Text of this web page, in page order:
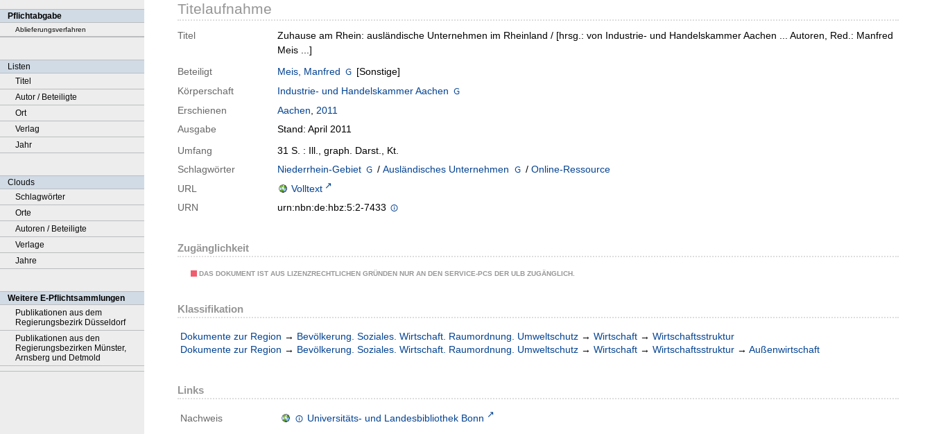
Pflichtabgabe
Ablieferungsverfahren
Listen
Titel
Autor / Beteiligte
Ort
Verlag
Jahr
Clouds
Schlagwörter
Orte
Autoren / Beteiligte
Verlage
Jahre
Weitere E-Pflichtsammlungen
Publikationen aus dem
Regierungsbezirk Düsseldorf
Publikationen aus den
Regierungsbezirken Münster,
Arnsberg und Detmold
Titelaufnahme
Titel
Zuhause am Rhein: ausländische Unternehmen im Rheinland / [hrsg.: von Industrie- und Handelskammer Aachen ... Autoren, Red.: Manfred
Meis ...]
Beteiligt
Meis, Manfred
[Sonstige]
Körperschaft
Industrie- und Handelskammer Aachen
Erschienen
Aachen, 2011
Ausgabe
Stand: April 2011
Umfang
31 S. : Ill., graph. Darst., Kt.
Schlagwörter
Niederrhein-Gebiet / Ausländisches Unternehmen / Online-Ressource
URL
Volltext
URN
urn:nbn:de:hbz:5:2-7433
Zugänglichkeit
DAS DOKUMENT IST AUS LIZENZRECHTLICHEN GRÜNDEN NUR AN DEN SERVICE-PCS DER ULB ZUGÄNGLICH.
Klassifikation
Dokumente zur Region → Bevölkerung. Soziales. Wirtschaft. Raumordnung. Umweltschutz → Wirtschaft → Wirtschaftsstruktur
Dokumente zur Region → Bevölkerung. Soziales. Wirtschaft. Raumordnung. Umweltschutz → Wirtschaft → Wirtschaftsstruktur → Außenwirtschaft
Links
Nachweis Universitäts- und Landesbibliothek Bonn